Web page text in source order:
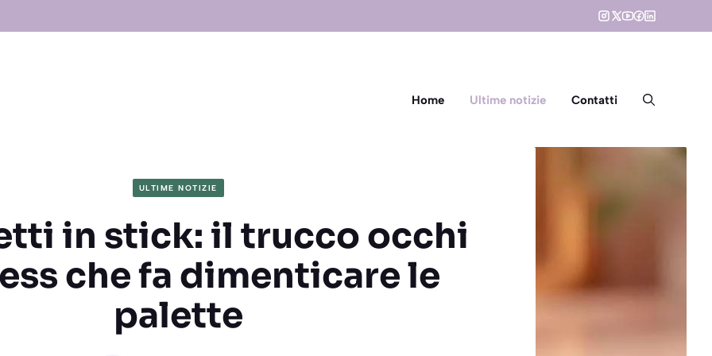
Home Ultime notizie Contatti
ULTIME NOTIZIE
in stick: il trucco occhi
che fa dimenticare le
palette